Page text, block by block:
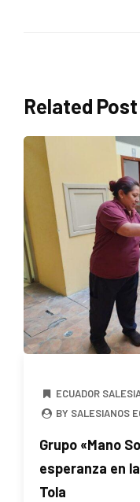
Related Post
ECUADOR
BY SALESIANOS
Grupo «Mano
esperanza en
Tola